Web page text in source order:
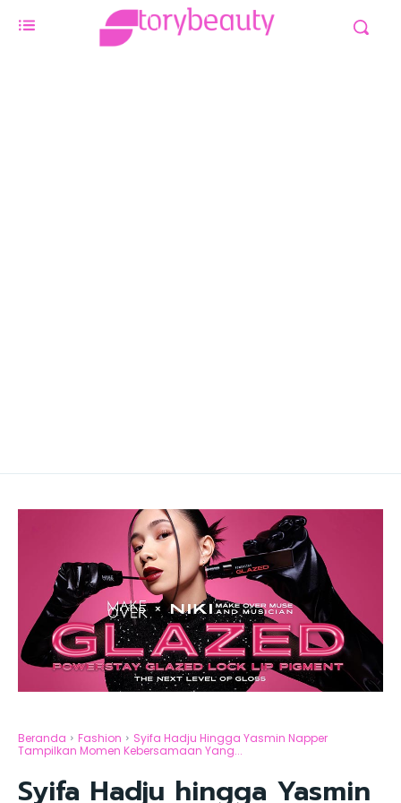
Beranda Fashion
Syifa Hadju Hingga Yasmin Napper
Tampilkan Momen Kebersamaan Yang...
Syifa Hadju hingga Yasmin